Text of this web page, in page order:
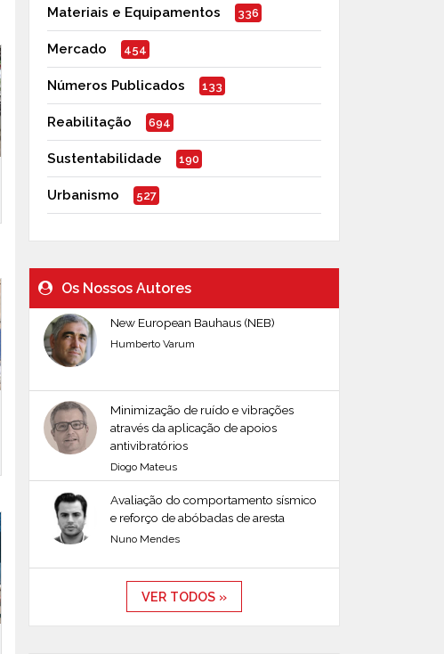
Materiais e Equipamentos 336
Mercado 454
Números Publicados 133
Reabilitação 694
Sustentabilidade 190
Urbanismo 527
Os Nossos Autores
New European Bauhaus (NEB)
Humberto Varum
Minimização de ruído e vibrações
através da aplicação de apoios
antivibratórios
Diogo Mateus
Avaliação do comportamento sísmico
e reforço de abóbadas de aresta
Nuno Mendes
VER TODOS »